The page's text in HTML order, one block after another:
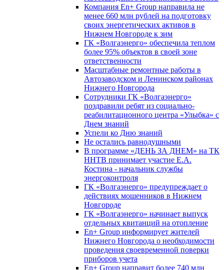
Компания En+ Group направила не
менее 660 млн рублей на подготовку
своих энергетических активов в
Нижнем Новгороде к зим
ГК «Волгаэнерго» обеспечила теплом
более 95% объектов в своей зоне
ответственности
Масштабные ремонтные работы в
Автозаводском и Ленинском районах
Нижнего Новгорода
Сотрудники ГК «Волгаэнерго»
поздравили ребят из социально-
реабилитационного центра «Улыбка» с
Днем знаний
Успели ко Дню знаний
Не остались равнодушными
В программе «ДЕНЬ ЗА ДНЕМ» на ТК
ННТВ принимает участие Е.А.
Костина - начальник службы
энергоконтроля
ГК «Волгаэнерго» предупреждает о
действиях мошенников в Нижнем
Новгороде
ГК «Волгаэнерго» начинает выпуск
отдельных квитанций на отопление
En+ Group информирует жителей
Нижнего Новгорода о необходимости
проведения своевременной поверки
приборов учета
En+ Group направит более 740 млн